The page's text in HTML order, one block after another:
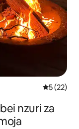
Ukadiriaji
5 (22)
nzuri za